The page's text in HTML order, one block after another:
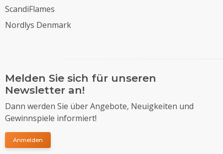
ScandiFlames
Nordlys Denmark
Melden Sie sich für unseren
Newsletter an!
Dann werden Sie über Angebote, Neuigkeiten und
Gewinnspiele informiert!
Anmelden